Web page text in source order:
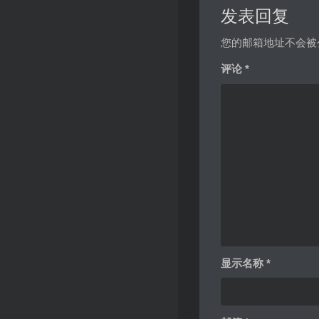
发表回复
您的邮箱地址不会被
评论 *
显示名称 *